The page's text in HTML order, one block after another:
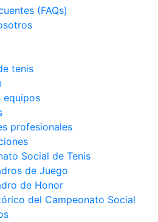
(FAQs)
tenis
equipos
profesionales
Social de Tenis
de Juego
de Honor
del Campeonato Social